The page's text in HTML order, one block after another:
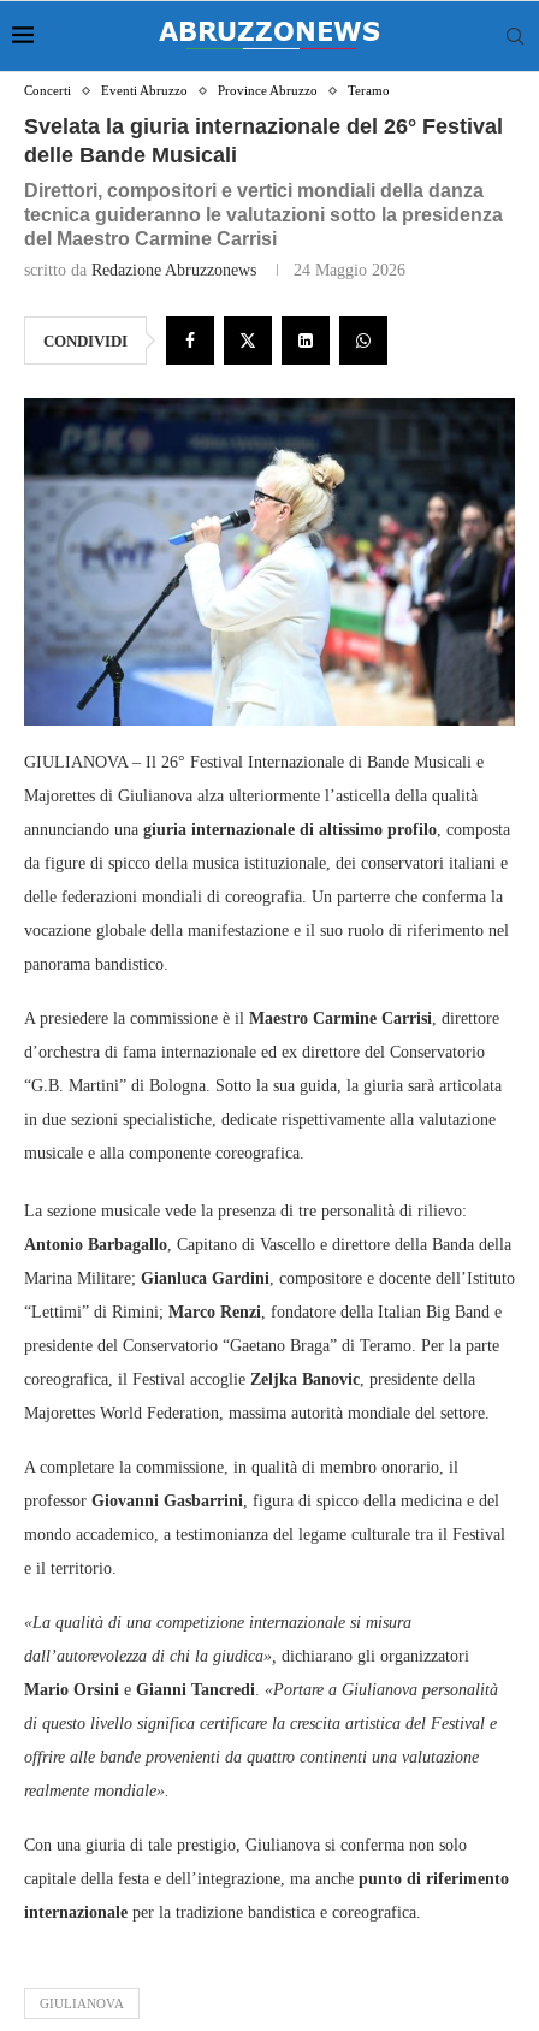
Concerti Eventi Abruzzo Province Abruzzo Teramo
Svelata la giuria internazionale del 26° Festival
delle Bande Musicali
Direttori, compositori e vertici mondiali della danza
tecnica guideranno le valutazioni sotto la presidenza
del Maestro Carmine Carrisi
scritto da Redazione Abruzzonews 24 Maggio 2026
CONDIVIDI
GIULIANOVA – Il 26° Festival Internazionale di Bande Musicali e
Majorettes di Giulianova alza ulteriormente l’asticella della qualità
annunciando una giuria internazionale di altissimo profilo , composta
da figure di spicco della musica istituzionale, dei conservatori italiani e
delle federazioni mondiali di coreografia. Un parterre che conferma la
vocazione globale della manifestazione e il suo ruolo di riferimento nel
panorama bandistico.
A presiedere la commissione è il Maestro Carmine Carrisi , direttore
d’orchestra di fama internazionale ed ex direttore del Conservatorio
“G.B. Martini” di Bologna. Sotto la sua guida, la giuria sarà articolata
in due sezioni specialistiche, dedicate rispettivamente alla valutazione
musicale e alla componente coreografica.
La sezione musicale vede la presenza di tre personalità di rilievo:
Antonio Barbagallo , Capitano di Vascello e direttore della Banda della
Marina Militare; Gianluca Gardini , compositore e docente dell’Istituto
“Lettimi” di Rimini; Marco Renzi , fondatore della Italian Big Band e
presidente del Conservatorio “Gaetano Braga” di Teramo. Per la parte
coreografica, il Festival accoglie Zeljka Banovic , presidente della
Majorettes World Federation, massima autorità mondiale del settore.
A completare la commissione, in qualità di membro onorario, il
professor Giovanni Gasbarrini , figura di spicco della medicina e del
mondo accademico, a testimonianza del legame culturale tra il Festival
e il territorio.
«La qualità di una competizione internazionale si misura
dall’autorevolezza di chi la giudica», dichiarano gli organizzatori
Mario Orsini e Gianni Tancredi «Portare a Giulianova personalità
di questo livello significa certificare la crescita artistica del Festival e
offrire alle bande provenienti da quattro continenti una valutazione
realmente mondiale».
Con una giuria di tale prestigio, Giulianova si conferma non solo
capitale della festa e dell’integrazione, ma anche punto di riferimento
internazionale per la tradizione bandistica e coreografica.
GIULIANOVA